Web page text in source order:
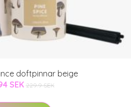
doftpinnar beige
SEK 229.9 SEK